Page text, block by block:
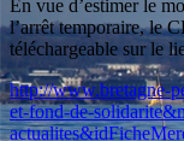
En vue d’estimer le
l’arrêt temporaire, le
téléchargeable sur le
http://www.bretagne-
et-fond-de-